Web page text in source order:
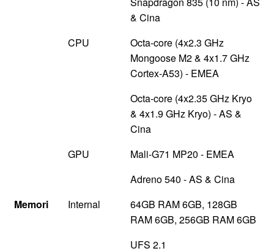
& Cina
CPU
Octa-core (4x2.3 GHz
Mongoose M2 & 4x1.7 GHz
Cortex-A53) - EMEA
Octa-core (4x2.35 GHz Kryo
& 4x1.9 GHz Kryo) - AS &
Cina
GPU
Mali-G71 MP20 - EMEA
Adreno 540 - AS & Cina
Memori
Internal
64GB RAM 6GB, 128GB
RAM 6GB, 256GB RAM 6GB
UFS 2.1